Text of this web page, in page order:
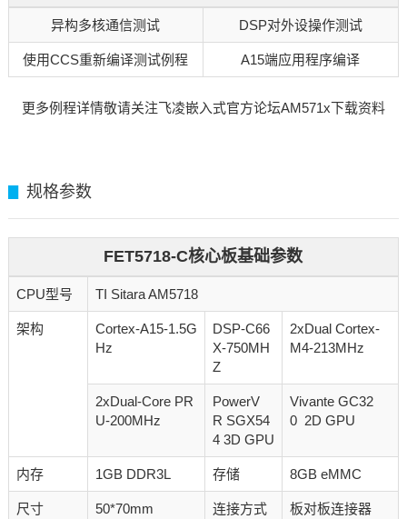
异构多核通信测试 DSP对外设操作测试
使用CCS重新编译测试例程 A15端应用程序编译
更多例程详情敬请关注飞凌嵌入式官方论坛AM571x下载资料
规格参数
FET5718-C核心板基础参数
CPU型号 TI Sitara AM5718
架构
Cortex-A15-1.5G
Hz
DSP-C66
X-750MH
Z
2xDual Cortex-
M4-213MHz
2xDual-Core PR
U-200MHz
PowerV
R SGX54
4 3D GPU
Vivante GC32
0 2D GPU
内存 1GB DDR3L 存储 8GB eMMC
尺寸 50*70mm 连接方式 板对板连接器